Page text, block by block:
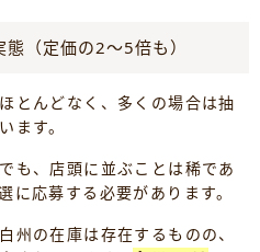
（定価の2〜5倍も）
とんどなく、多くの場合は抽
ます。
も、店頭に並ぶことは稀であ
に応募する必要があります。
州の在庫は存在するものの、